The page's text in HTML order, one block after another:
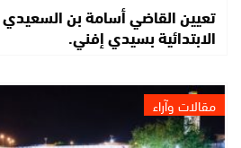
تعيين القاضي أسامة بن
الابتدائية بسيدي إفني.
مقالات وآراء